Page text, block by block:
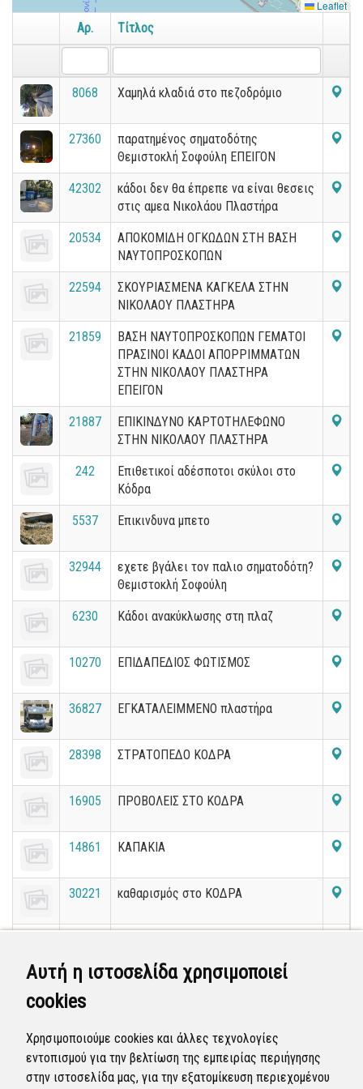
Αυτή η ιστοσελίδα χρησιμοποιεί
cookies
Χρησιμοποιούμε cookies και άλλες τεχνολογίες
εντοπισμού για την βελτίωση της εμπειρίας περιήγησης
στην ιστοσελίδα μας, για την εξατομίκευση περιεχομένου
Leaflet
Αρ. Τίτλος
8068 Χαμηλά κλαδιά στο πεζοδρόμιο
27360
παρατημένος σηματοδότης
Θεμιστοκλή Σοφούλη ΕΠΕΙΓΟΝ
42302
κάδοι δεν θα έπρεπε να είναι θεσεις
στις αμεα Νικολάου Πλαστήρα
20534
ΑΠΟΚΟΜΙΔΗ ΟΓΚΩΔΩΝ ΣΤΗ ΒΑΣΗ
ΝΑΥΤΟΠΡΟΣΚΟΠΩΝ
22594
ΣΚΟΥΡΙΑΣΜΕΝΑ ΚΑΓΚΕΛΑ ΣΤΗΝ
ΝΙΚΟΛΑΟΥ ΠΛΑΣΤΗΡΑ
21859
ΒΑΣΗ ΝΑΥΤΟΠΡΟΣΚΟΠΩΝ ΓΕΜΑΤΟΙ
ΠΡΑΣΙΝΟΙ ΚΑΔΟΙ ΑΠΟΡΡΙΜΜΑΤΩΝ
ΣΤΗΝ ΝΙΚΟΛΑΟΥ ΠΛΑΣΤΗΡΑ
ΕΠΕΙΓΟΝ
21887
ΕΠΙΚΙΝΔΥΝΟ ΚΑΡΤΟΤΗΛΕΦΩΝΟ
ΣΤΗΝ ΝΙΚΟΛΑΟΥ ΠΛΑΣΤΗΡΑ
242
Επιθετικοί αδέσποτοι σκύλοι στο
Κόδρα
5537 Επικινδυνα μπετο
32944
εχετε βγάλει τον παλιο σηματοδότη?
Θεμιστοκλή Σοφούλη
6230 Κάδοι ανακύκλωσης στη πλαζ
10270 ΕΠΙΔΑΠΕΔΙΟΣ ΦΩΤΙΣΜΟΣ
36827 ΕΓΚΑΤΑΛΕΙΜΜΕΝΟ πλαστήρα
28398 ΣΤΡΑΤΟΠΕΔΟ ΚΟΔΡΑ
16905 ΠΡΟΒΟΛΕΙΣ ΣΤΟ ΚΟΔΡΑ
14861 ΚΑΠΑΚΙΑ
30221 καθαρισμός στο ΚΟΔΡΑ
15632
ΠΑΡΑΝΟΜΗ ΚΟΠΗ ΔΕΝΤΡΟΥ ΣΤΟ
15633 ΑΠΟΚΟΜΙΔΗ ΚΛΑΔΙΩΝ ΣΤΟ ΚΟΔΡΑ